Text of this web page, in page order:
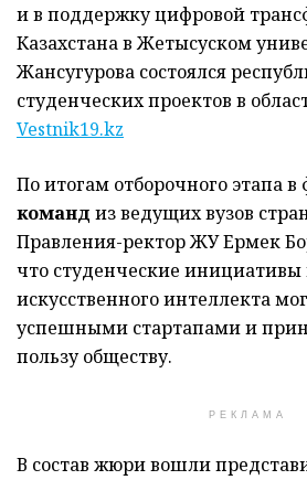
и в поддержку цифровой
Казахстана в Жетысуском
Жансугурова состоялся
студенческих проектов в
Vestnik19.kz
По итогам отборочного этапа
команд из ведущих вузов
Правления-ректор ЖУ Ермек
что студенческие инициативы
искусственного интеллекта
успешными стартапами и
пользу обществу.
РЕКЛАМА
В состав жюри вошли